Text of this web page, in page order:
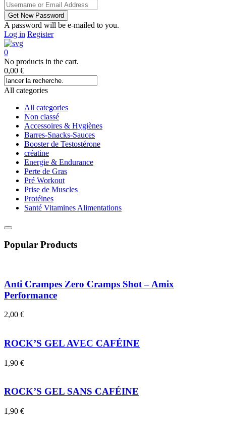
A password will be e-mailed to you.
Log in Register
0
No products in the cart.
0,00 €
All categories
All categories
Non classé
Accessoires & Hygiènes
Barres-Snacks-Sauces
Booster de Testostérone
créatine
Energie & Endurance
Perte de Gras
Pré Workout
Prise de Muscles
Protéines
Santé Vitamines Alimentations
Popular Products
Anti Crampes Zero Cramps Shot – Amix
Performance
2,00 €
ROCK’S GEL AVEC CAFÉINE
1,90 €
ROCK’S GEL SANS CAFÉINE
1,90 €